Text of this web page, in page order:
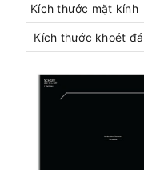
Kích thước mặt kính
Kích thước khoét đá